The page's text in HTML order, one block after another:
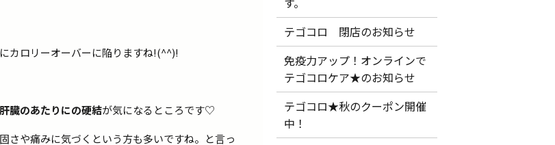
カロリーオーバーに陥りますね!(^^)!
臓のあたりにの硬結が気になるところです♡
さや痛みに気づくという方も多いですね。と言っ
テゴコロ 閉店のお知らせ
免疫力アップ！オンラインで
テゴコロケア★のお知らせ
テゴコロ★秋のクーポン開催
中！